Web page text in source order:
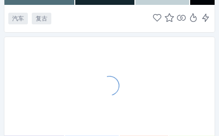
汽车 复古